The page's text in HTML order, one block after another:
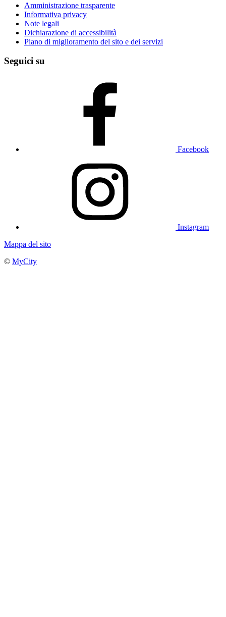
Amministrazione trasparente
Informativa privacy
Note legali
Dichiarazione di accessibilità
Piano di miglioramento del sito e dei servizi
Seguici su
Facebook
Instagram
Mappa del sito
© MyCity